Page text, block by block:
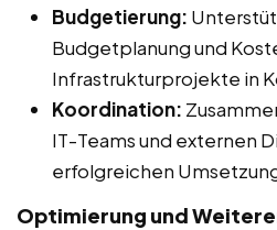
Budgetierung:
Budgetplanung und
Infrastrukturprojekte in
Koordination:
IT-Teams und externen
erfolgreichen
Optimierung und